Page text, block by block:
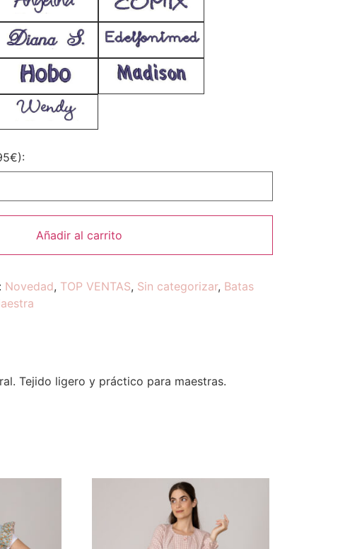
Añadir al carrito
Novedad, TOP VENTAS, Sin categorizar, Batas
Tejido ligero y práctico para maestras.